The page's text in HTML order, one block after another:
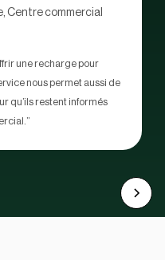
Centre commercial
une recharge pour
nous permet aussi de
qu’ils restent informés